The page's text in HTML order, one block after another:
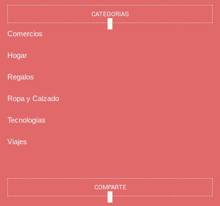
CATEGORIAS
Comercios
Hogar
Regalos
Ropa y Calzado
Tecnologías
Viajes
COMPARTE